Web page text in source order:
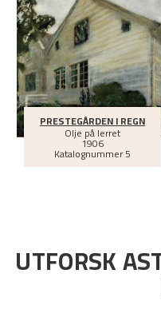
PRESTEGÅRDEN I REGN
Olje på lerret
1906
Katalognummer 5
UTFORSK